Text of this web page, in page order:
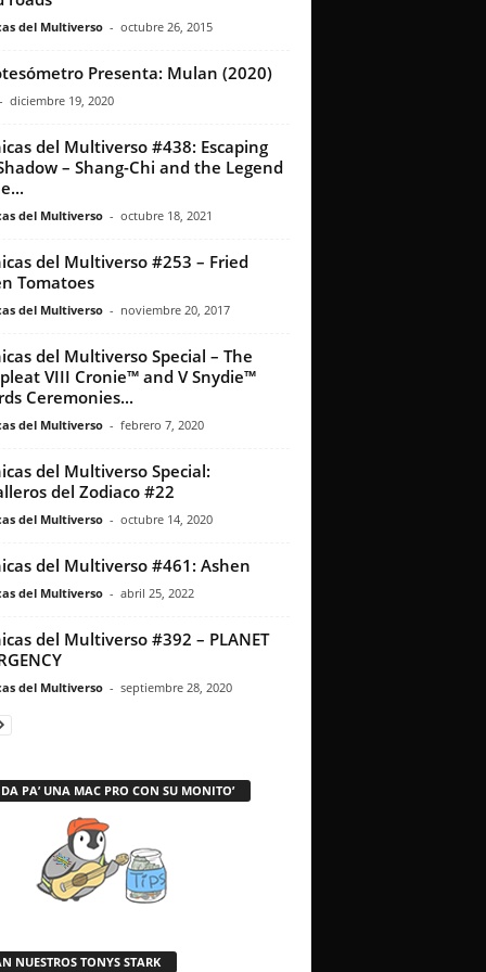
del Multiverso - octubre 26, 2015
Presenta: Mulan (2020)
- diciembre 19, 2020
del Multiverso #438: Escaping
– Shang-Chi and the Legend
del Multiverso - octubre 18, 2021
del Multiverso #253 – Fried
Tomatoes
del Multiverso - noviembre 20, 2017
del Multiverso Special – The
VIII Cronie™ and V Snydie™
Ceremonies...
del Multiverso - febrero 7, 2020
del Multiverso Special:
del Zodiaco #22
del Multiverso - octubre 14, 2020
del Multiverso #461: Ashen
del Multiverso - abril 25, 2022
del Multiverso #392 – PLANET
del Multiverso - septiembre 28, 2020
PA’ UNA MAC PRO CON SU MONITO’
NUESTROS TONYS STARK